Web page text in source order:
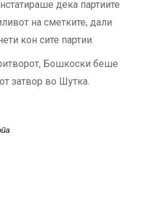
дека партиите
на сметките, дали
кон сите партии.
Бошкоски беше
затвор во Шутка.